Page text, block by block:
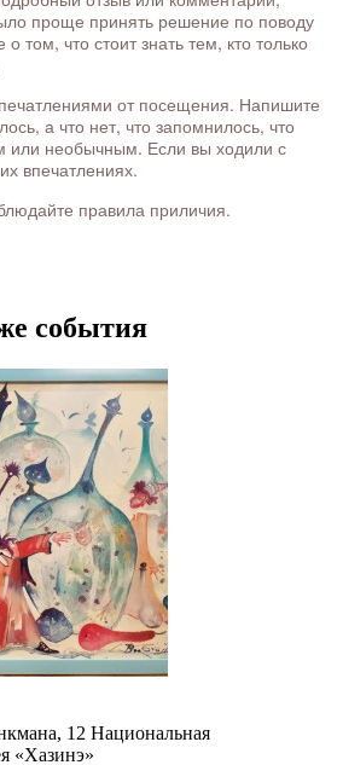
проще принять решение по поводу
том, что стоит знать тем, кто только
от посещения. Напишите
а что нет, что запомнилось, что
или необычным. Если вы ходили с
впечатлениях.
правила приличия.
события
12 Национальная
«Хазинэ»